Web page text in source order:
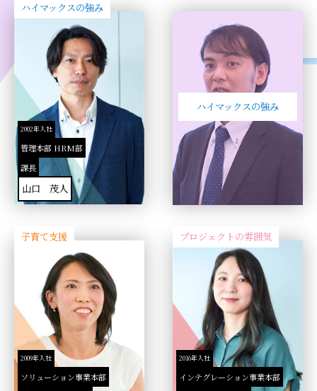
ハイマックスの強み
2002年入社
管理本部 HRM部
課長
山口 茂人
ハイマックスの強み
子育て支援
2009年入社
ソリューション事業本部
プロジェクトの雰囲気
2016年入社
インテグレーション事業本部